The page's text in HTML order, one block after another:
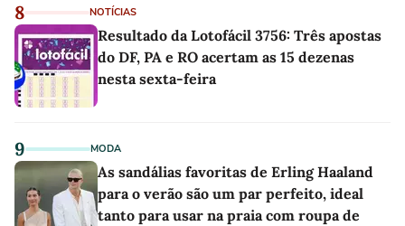
8 NOTÍCIAS
Resultado da Lotofácil 3756: Três apostas
do DF, PA e RO acertam as 15 dezenas
nesta sexta-feira
9 MODA
As sandálias favoritas de Erling Haaland
para o verão são um par perfeito, ideal
tanto para usar na praia com roupa de